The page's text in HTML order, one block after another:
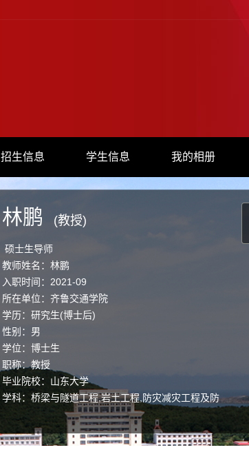
招生信息 学生信息 我的相册
林鹏 (教授)
硕士生导师
教师姓名：林鹏
入职时间：2021-09
所在单位：齐鲁交通学院
学历：研究生(博士后)
性别：男
学位：博士生
职称：教授
毕业院校：山东大学
学科：桥梁与隧道工程,岩土工程,防灾减灾工程及防